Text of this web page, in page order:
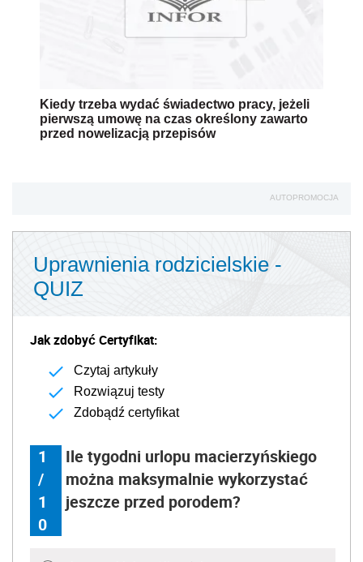
Kiedy trzeba wydać świadectwo pracy, jeżeli
pierwszą umowę na czas określony zawarto
przed nowelizacją przepisów
AUTOPROMOCJA
Uprawnienia rodzicielskie -
QUIZ
Jak zdobyć Certyfikat:
Czytaj artykuły
Rozwiązuj testy
Zdobądź certyfikat
1
/
1
0
Ile tygodni urlopu macierzyńskiego
można maksymalnie wykorzystać
jeszcze przed porodem?